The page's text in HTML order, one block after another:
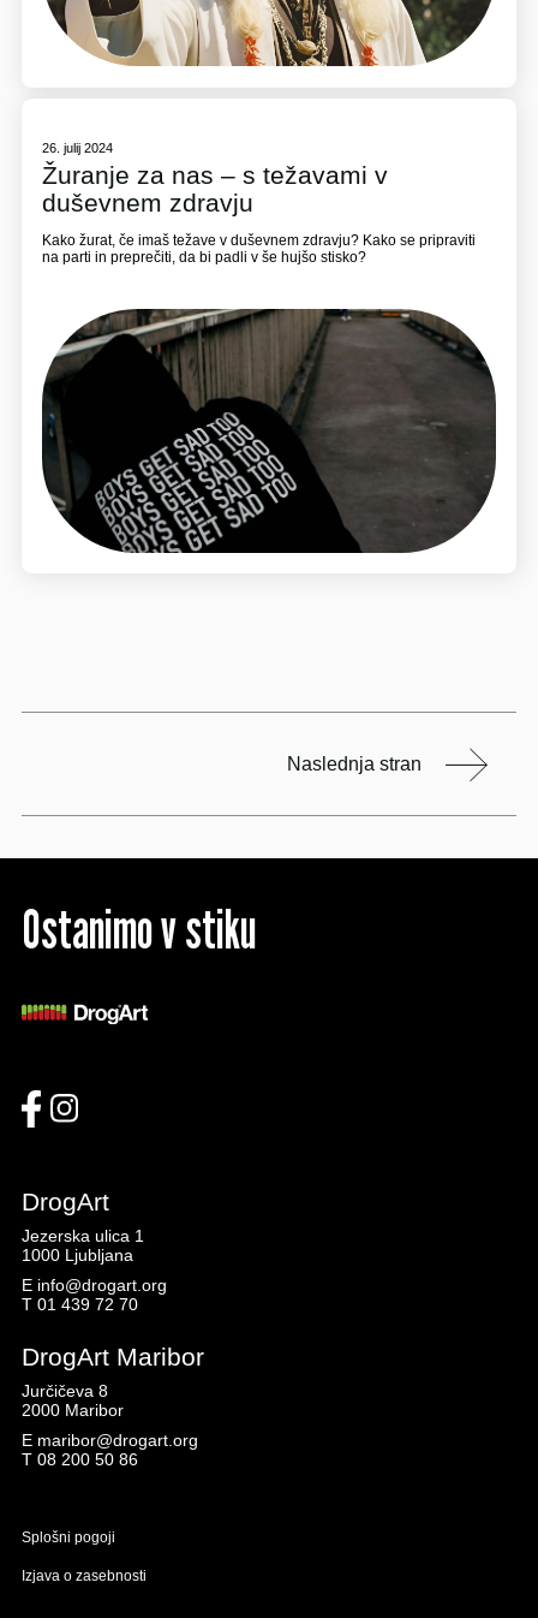
26. julij 2024
Žuranje za nas – s težavami v
duševnem zdravju
Kako žurat, če imaš težave v duševnem zdravju? Kako se pripraviti
na parti in preprečiti, da bi padli v še hujšo stisko?
Naslednja stran
Ostanimo v stiku
DrogArt
Jezerska ulica 1
1000 Ljubljana
E info@drogart.org
T 01 439 72 70
DrogArt Maribor
Jurčičeva 8
2000 Maribor
E maribor@drogart.org
T 08 200 50 86
Splošni pogoji
Izjava o zasebnosti